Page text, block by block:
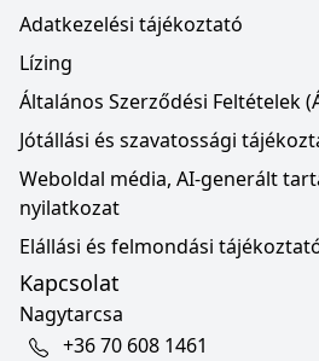
Adatkezelési tájékoztató
Lízing
Általános Szerződési Feltételek
Jótállási és szavatossági
Weboldal média, AI-generált
nyilatkozat
Elállási és felmondási
Kapcsolat
Nagytarcsa
+36 70 608 1461